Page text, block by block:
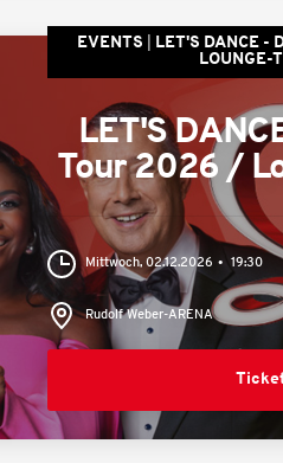
EVENTS
LET'S DANCE -
LOUNGE-
LET'S
Tour 2026 /
Mittwoch, 02.12.2026 19:30
Rudolf Weber-ARENA